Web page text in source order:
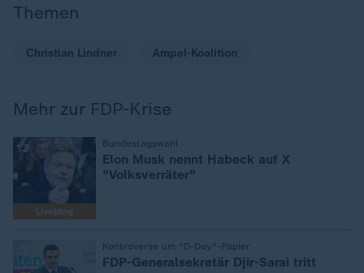
Themen
Christian Lindner Ampel-Koalition
Mehr zur FDP-Krise
Liveblog
Bundestagswahl
Elon Musk nennt Habeck auf X
"Volksverräter"
Kontroverse um "D-Day"-Papier
FDP-Generalsekretär Djir-Sarai tritt